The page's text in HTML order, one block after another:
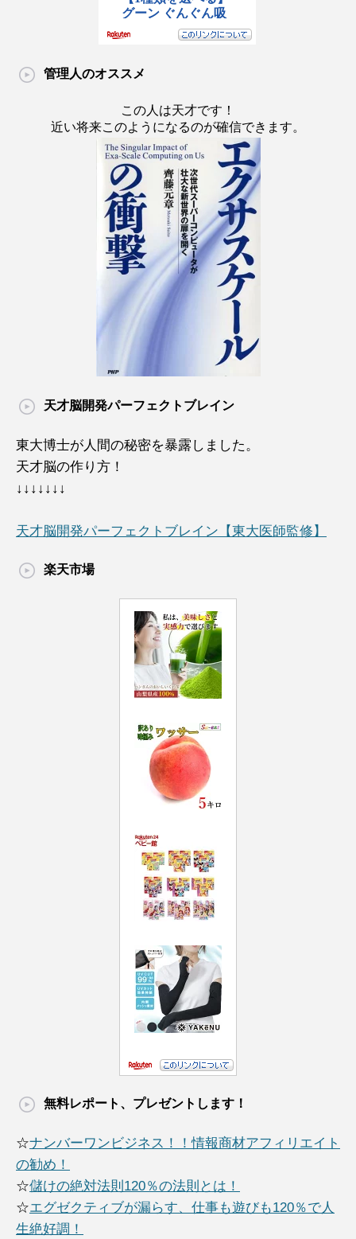
管理人のオススメ
この人は天才です！
近い将来このようになるのが確信できます。
天才脳開発パーフェクトブレイン
東大博士が人間の秘密を暴露しました。
天才脳の作り方！
↓↓↓↓↓↓↓
天才脳開発パーフェクトブレイン【東大医師監修】
楽天市場
無料レポート、プレゼントします！
☆ナンバーワンビジネス！！情報商材アフィリエイト
の勧め！
☆儲けの絶対法則120％の法則とは！
☆エグゼクティブが漏らす、仕事も遊びも120％で人
生絶好調！